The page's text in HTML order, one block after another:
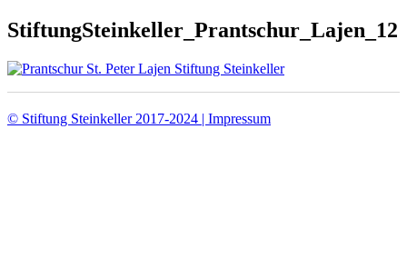
StiftungSteinkeller_Prantschur_Lajen_12
© Stiftung Steinkeller 2017-2024 | Impressum